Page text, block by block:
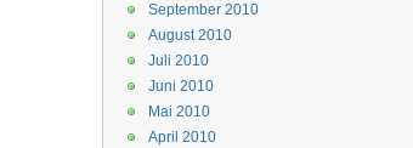
September 2010
August 2010
Juli 2010
Juni 2010
Mai 2010
April 2010